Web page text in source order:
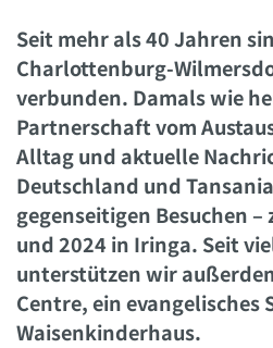
Seit mehr als 40 Jahren
Charlottenburg-
verbunden. Damals wie
Partnerschaft vom
Alltag und aktuelle
Deutschland und
gegenseitigen Besuchen
und 2024 in Iringa. Seit
unterstützen wir
Centre, ein evangelisches
Waisenkinderhaus.